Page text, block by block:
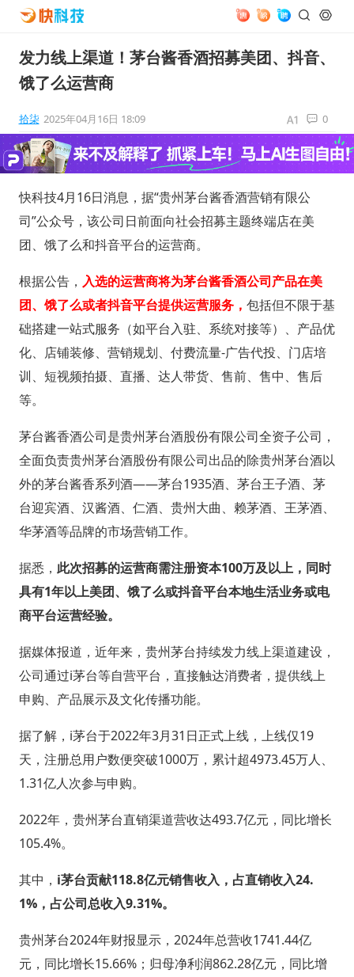
发力线上渠道！茅台酱香酒招募美团、抖音、
饿了么运营商
拾柒 2025年04月16日 18:09 0
快科技4月16日消息，据“贵州茅台酱香酒营销有限公
司”公众号，该公司日前面向社会招募主题终端店在美
团、饿了么和抖音平台的运营商。
根据公告， 入选的运营商将为茅台酱香酒公司产品在美
团、饿了么或者抖音平台提供运营服务， 包括但不限于基
础搭建一站式服务（如平台入驻、系统对接等）、产品优
化、店铺装修、营销规划、付费流量-广告代投、门店培
训、短视频拍摄、直播、达人带货、售前、售中、售后
等。
茅台酱香酒公司是贵州茅台酒股份有限公司全资子公司，
全面负责贵州茅台酒股份有限公司出品的除贵州茅台酒以
外的茅台酱香系列酒——茅台1935酒、茅台王子酒、茅
台迎宾酒、汉酱酒、仁酒、贵州大曲、赖茅酒、王茅酒、
华茅酒等品牌的市场营销工作。
据悉， 此次招募的运营商需注册资本100万及以上，同时
具有1年以上美团、饿了么或抖音平台本地生活业务或电
商平台运营经验。
据媒体报道，近年来，贵州茅台持续发力线上渠道建设，
公司通过i茅台等自营平台，直接触达消费者，提供线上
申购、产品展示及文化传播功能。
据了解，i茅台于2022年3月31日正式上线，上线仅19
天，注册总用户数便突破1000万，累计超4973.45万人、
1.31亿人次参与申购。
2022年，贵州茅台直销渠道营收达493.7亿元，同比增长
105.4%。
其中， i茅台贡献118.8亿元销售收入，占直销收入24.
1%，占公司总收入9.31%。
贵州茅台2024年财报显示，2024年总营收1741.44亿
元，同比增长15.66%；归母净利润862.28亿元，同比增